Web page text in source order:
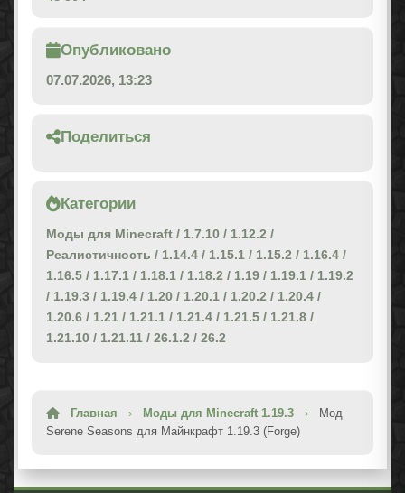
Опубликовано
07.07.2026, 13:23
Поделиться
Категории
Моды для Minecraft / 1.7.10 / 1.12.2 /
Реалистичность / 1.14.4 / 1.15.1 / 1.15.2 / 1.16.4 /
1.16.5 / 1.17.1 / 1.18.1 / 1.18.2 / 1.19 / 1.19.1 / 1.19.2
/ 1.19.3 / 1.19.4 / 1.20 / 1.20.1 / 1.20.2 / 1.20.4 /
1.20.6 / 1.21 / 1.21.1 / 1.21.4 / 1.21.5 / 1.21.8 /
1.21.10 / 1.21.11 / 26.1.2 / 26.2
Главная › Моды для Minecraft 1.19.3 ›
Мод
Serene Seasons для Майнкрафт 1.19.3 (Forge)